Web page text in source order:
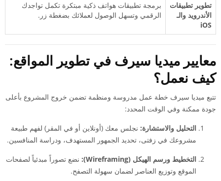
تطوير تطبيقات
الأندرويد والـ
iOS
برمجة تطبيقات هواتف ذكية مبتكرة تكمل تواجدك
الرقمي وتسهل الوصول لعملائك بضغطة زر.
معايير ميديا سيرف في تطوير المواقع:
كيف نعمل؟
تتبع ميديا سيرف خطة عمل مدروسة ومنظمة تضمن خروج المشروع بأعلى
جودة ممكنة وفي الوقت المحدد:
التحليل والاستشارة: نجلس معك (أونلاين أو في المقر) لفهم طبيعة
مشروعك في زفتى، تحديد الجمهور المستهدف، ودراسة المنافسين.
التخطيط ورسم الهيكل (Wireframing):
نضع تصوراً مبدئياً لصفحات
الموقع وتوزيع العناصر لضمان سهولة التصفح.